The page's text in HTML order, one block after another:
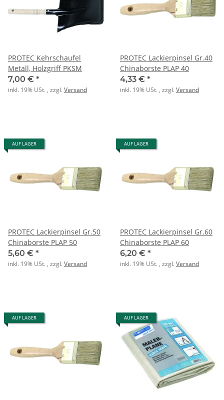
PROTEC Kehrschaufel
Metall, Holzgriff PKSM
7,00 € *
inkl. 19% USt. , zzgl.Versand
PROTEC Lackierpinsel Gr.40
Chinaborste PLAP 40
4,33 € *
inkl. 19% USt. , zzgl.Versand
AUF LAGER
PROTEC Lackierpinsel Gr.50
Chinaborste PLAP 50
5,60 € *
inkl. 19% USt. , zzgl.Versand
AUF LAGER
PROTEC Lackierpinsel Gr.60
Chinaborste PLAP 60
6,20 € *
inkl. 19% USt. , zzgl.Versand
AUF LAGER AUF LAGER